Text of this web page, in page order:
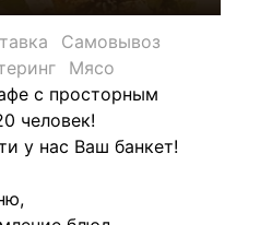
Самовывоз
Мясо
с просторным
человек!
у нас Ваш банкет!